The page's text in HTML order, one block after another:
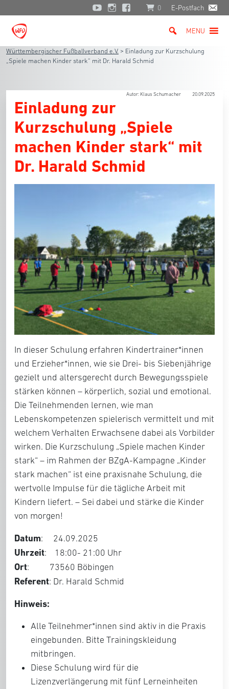
0 E-Postfach
MENU
Württembergischer Fußballverband e.V. > Einladung zur Kurzschulung
„Spiele machen Kinder stark“ mit Dr. Harald Schmid
Autor: Klaus Schumacher 20.09.2025
Einladung zur
Kurzschulung „Spiele
machen Kinder stark“ mit
Dr. Harald Schmid
In dieser Schulung erfahren Kindertrainer*innen
und Erzieher*innen, wie sie Drei- bis Siebenjährige
gezielt und altersgerecht durch Bewegungsspiele
stärken können – körperlich, sozial und emotional.
Die Teilnehmenden lernen, wie man
Lebenskompetenzen spielerisch vermittelt und mit
welchem Verhalten Erwachsene dabei als Vorbilder
wirken. Die Kurzschulung „Spiele machen Kinder
stark“ – im Rahmen der BZgA-Kampagne „Kinder
stark machen“ ist eine praxisnahe Schulung, die
wertvolle Impulse für die tägliche Arbeit mit
Kindern liefert. – Sei dabei und stärke die Kinder
von morgen!
Datum: 24.09.2025
Uhrzeit: 18:00- 21:00 Uhr
Ort: 73560 Böbingen
Referent: Dr. Harald Schmid
Hinweis:
Alle Teilnehmer*innen sind aktiv in die Praxis
eingebunden. Bitte Trainingskleidung
mitbringen.
Diese Schulung wird für die
Lizenzverlängerung mit fünf Lerneinheiten